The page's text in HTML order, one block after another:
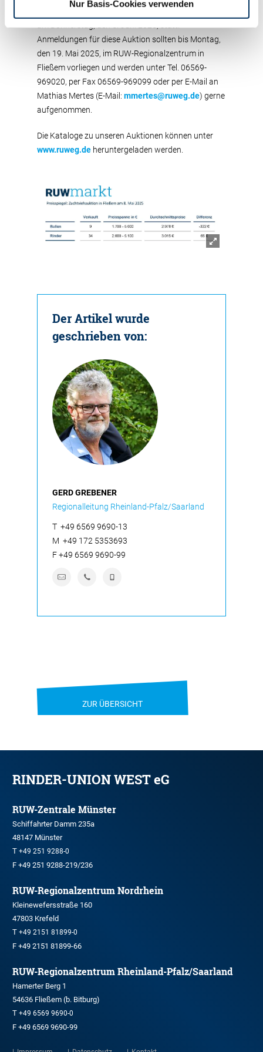
Nur Basis-Cookies verwenden
Anmeldungen für diese Auktion sollten bis Montag,
den 19. Mai 2025, im RUW-Regionalzentrum in
Fließem vorliegen und werden unter Tel. 06569-
969020, per Fax 06569-969099 oder per E-Mail an
Mathias Mertes (E-Mail: mmertes@ruweg.de) gerne
aufgenommen.
Die Kataloge zu unseren Auktionen können unter
www.ruweg.de heruntergeladen werden.
Der Artikel wurde
geschrieben von:
GERD GREBENER
Regionalleitung Rheinland-Pfalz/Saarland
T +49 6569 9690-13
M +49 172 5353693
F+49 6569 9690-99
ZUR ÜBERSICHT
RINDER-UNION WEST eG
RUW-Zentrale Münster
Schiffahrter Damm 235a
48147 Münster
T +49 251 9288-0
F +49 251 9288-219/236
RUW-Regionalzentrum Nordrhein
Kleinewefersstraße 160
47803 Krefeld
T +49 2151 81899-0
F +49 2151 81899-66
RUW-Regionalzentrum Rheinland-Pfalz/Saarland
Hamerter Berg 1
54636 Fließem (b. Bitburg)
T +49 6569 9690-0
F +49 6569 9690-99